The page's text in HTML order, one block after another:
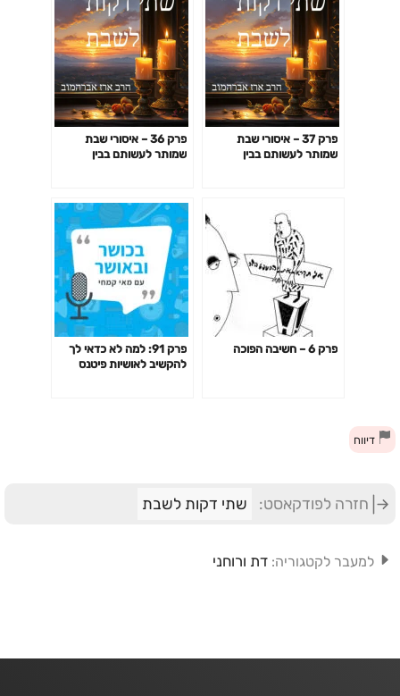
פרק 37 – איסורי שבת
שמותר לעשותם בבין
פרק 36 – איסורי שבת
שמותר לעשותם בבין
פרק 6 – חשיבה הפוכה
פרק 91: למה לא כדאי לך
להקשיב לאושיות פיטנס
דיווח
חזרה לפודקאסט: שתי דקות לשבת
למעבר לקטגוריה: דת ורוחני